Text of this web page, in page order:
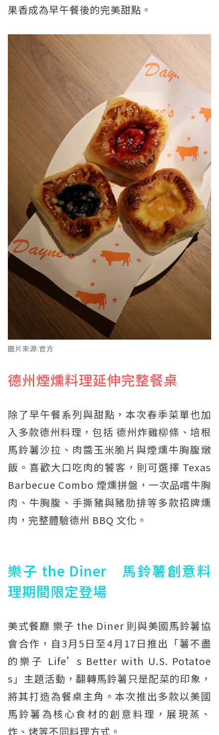
果香成為早午餐後的完美甜點。
圖片來源:官方
德州煙燻料理延伸完整餐桌
除了早午餐系列與甜點，本次春季菜單也加
入多款德州料理，包括 德州炸雞柳條、培根
馬鈴薯沙拉、肉醬玉米脆片與煙燻牛胸腹燉
飯。喜歡大口吃肉的饕客，則可選擇 Texas
Barbecue Combo 煙燻拼盤，一次品嚐牛胸
肉、牛胸腹、手撕豬與豬肋排等多款招牌燻
肉，完整體驗德州 BBQ 文化。
樂子 the Diner 馬鈴薯創意料
理期間限定登場
美式餐廳 樂子 the Diner 則與美國馬鈴薯協
會合作，自3月5日至4月17日推出「薯不盡
的樂子 Life’s Better with U.S. Potatoe
s」主題活動，翻轉馬鈴薯只是配菜的印象，
將其打造為餐桌主角。本次推出多款以美國
馬鈴薯為核心食材的創意料理，展現蒸、
炸、烤等不同料理方式。